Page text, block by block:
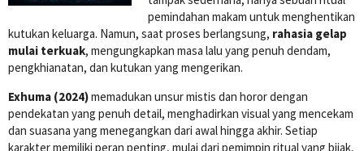
pemindahan makam untuk menghentikan
kutukan keluarga. Namun, saat proses berlangsung, rahasia gelap
mulai terkuak, mengungkapkan masa lalu yang penuh dendam,
pengkhianatan, dan kutukan yang mengerikan.
Exhuma (2024)memadukan unsur mistis dan horor dengan
pendekatan yang penuh detail, menghadirkan visual yang mencekam
dan suasana yang menegangkan dari awal hingga akhir. Setiap
karakter memiliki peran penting, mulai dari pemimpin ritual yang bijak,